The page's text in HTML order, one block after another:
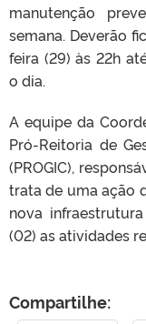
manutenção
semana. Deverão
feira (29) às 22h
o dia.
A equipe da
Pró-Reitoria de
(PROGIC),
trata de uma ação
nova
(02) as atividades
Compartilhe: